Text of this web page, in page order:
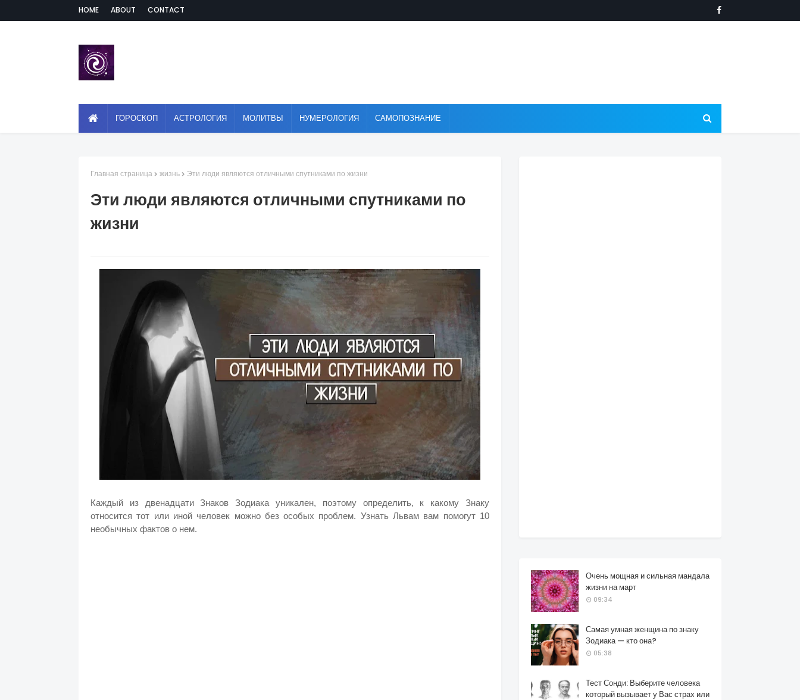
HOME ABOUT CONTACT
ГОРОСКОП АСТРОЛОГИЯ МОЛИТВЫ НУМЕРОЛОГИЯ САМОПОЗНАНИЕ
Главная страница жизнь Эти люди являются отличными спутниками по жизни
Эти люди являются отличными спутниками по
жизни
Каждый из двенадцати Знаков Зодиака уникален, поэтому определить, к какому Знаку
относится тот или иной человек можно без особых проблем. Узнать Львам вам помогут 10
необычных фактов о нем.
Очень мощная и сильная мандала
жизни на март
09:34
Самая умная женщина по знаку
Зодиака — кто она?
05:38
Тест Сонди: Выберите человека
который вызывает у Вас страх или